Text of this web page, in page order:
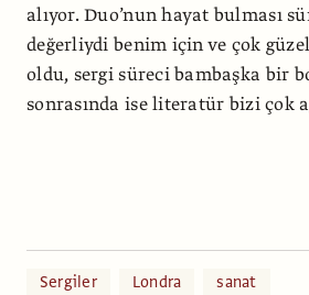
alıyor. Duo’nun hayat bulması
değerliydi benim için ve çok
oldu, sergi süreci bambaşka bir
sonrasında ise literatür bizi çok
Sergiler Londra sanat